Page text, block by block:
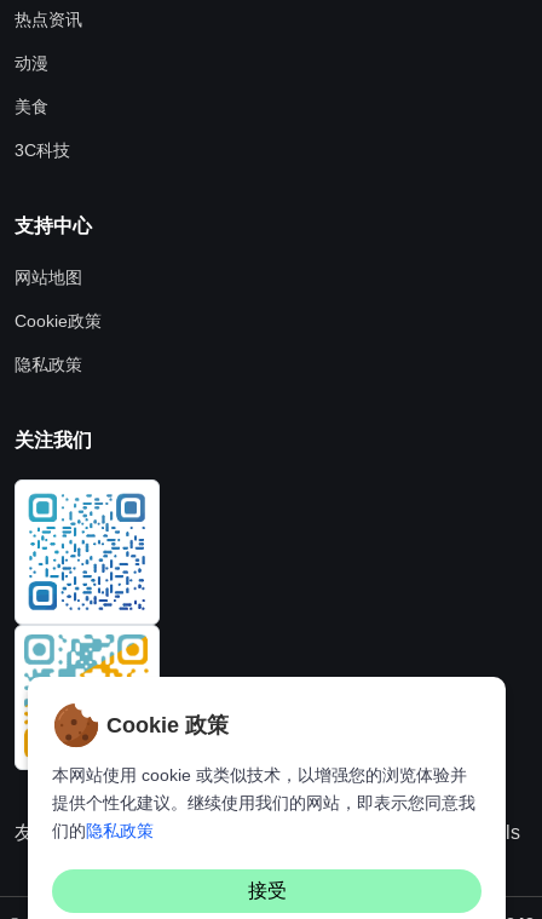
热点资讯
动漫
美食
3C科技
支持中心
网站地图
Cookie政策
隐私政策
关注我们
友情链接：动漫派 Hi,online tools
Cookie 政策
本网站使用 cookie 或类似技术，以增强您的浏览体验并
提供个性化建议。继续使用我们的网站，即表示您同意我
们的隐私政策
接受